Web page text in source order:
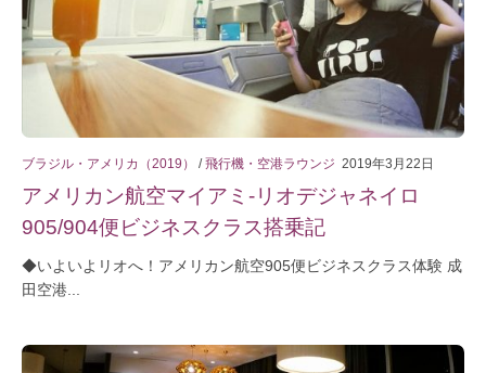
ブラジル・アメリカ（2019） /飛行機・空港ラウンジ 2019年3月22日
アメリカン航空マイアミ-リオデジャネイロ
905/904便ビジネスクラス搭乗記
◆いよいよリオへ！アメリカン航空905便ビジネスクラス体験 成
田空港...